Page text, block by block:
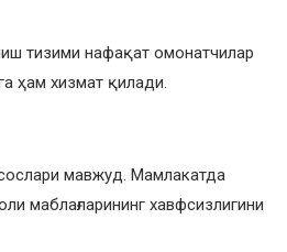
тизими нафақат омонатчилар
ҳам хизмат қилади.
мавжуд. Мамлакатда
маблағларининг хавфсизлигини